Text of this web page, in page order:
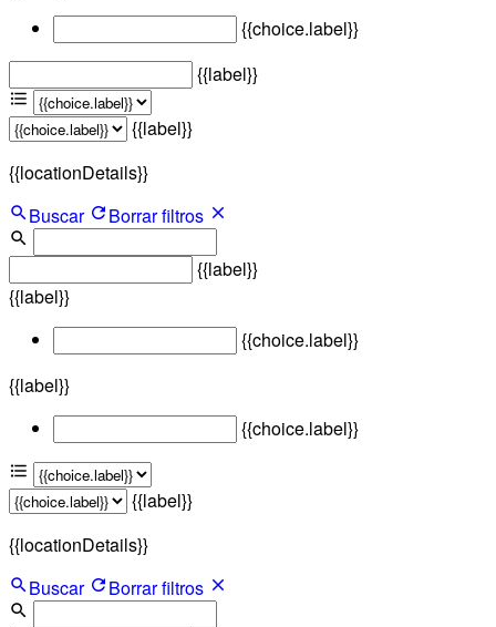
{{choice.label}}
{{label}}
{{label}}
{{locationDetails}}
Buscar
Borrar filtros
{{label}}
{{label}}
{{choice.label}}
{{label}}
{{choice.label}}
{{label}}
{{locationDetails}}
Buscar
Borrar filtros